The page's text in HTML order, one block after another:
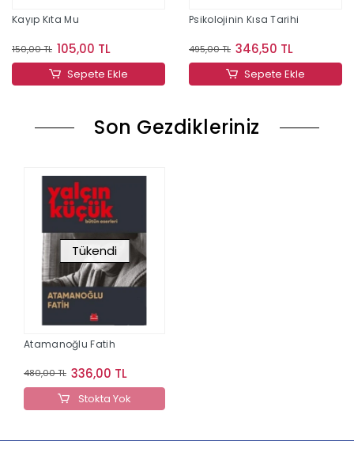
Kayıp Kıta Mu
150,00 TL 105,00 TL
Sepete Ekle
Psikolojinin Kısa Tarihi
495,00 TL 346,50 TL
Sepete Ekle
Son Gezdikleriniz
Tükendi
Atamanoğlu Fatih
480,00 TL 336,00 TL
Stokta Yok